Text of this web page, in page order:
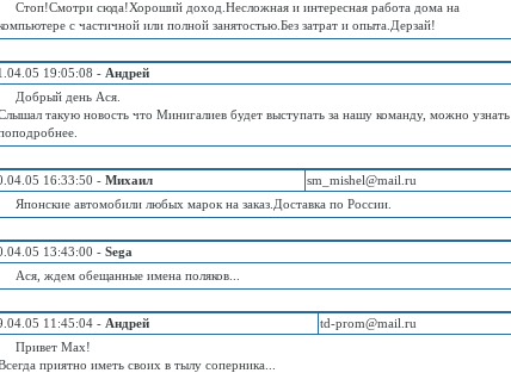
Стоп!Смотри сюда!Хороший доход.Несложная и интересная работа дома на
с частичной или полной занятостью.Без затрат и опыта.Дерзай!
19:05:08 - Андрей
Добрый день Ася.
такую новость что Минигалиев будет выступать за нашу команду, можно узнать
16:33:50 - Михаил
sm_mishel@mail.ru
Японские автомобили любых марок на заказ.Доставка по России.
13:43:00 - Sega
Ася, ждем обещанные имена поляков...
11:45:04 - Андрей
td-prom@mail.ru
Привет Мах!
приятно иметь своих в тылу соперника...